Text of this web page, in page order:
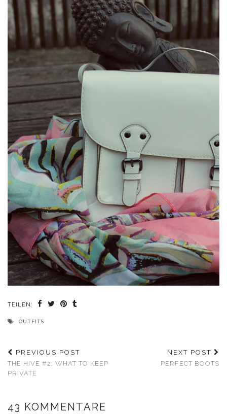
TEILEN:
OUTFITS
PREVIOUS POST
THE HIVE #2: WHAT TO KEEP
PRIVATE
NEXT POST
PERFECT BOOTS
43 KOMMENTARE